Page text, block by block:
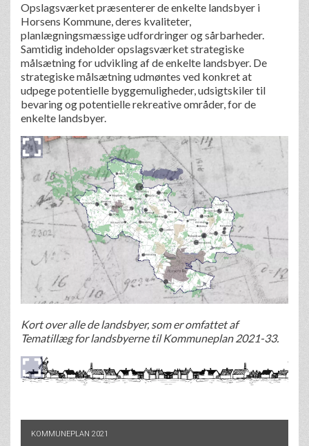
Opslagsværket præsenterer de enkelte landsbyer i
Horsens Kommune, deres kvaliteter,
planlægningsmæssige udfordringer og sårbarheder.
Samtidig indeholder opslagsværket strategiske
målsætning for udvikling af de enkelte landsbyer. De
strategiske målsætning udmøntes ved konkret at
udpege potentielle byggemuligheder, udsigtskiler til
bevaring og potentielle rekreative områder, for de
enkelte landsbyer.
Kort over alle de landsbyer, som er omfattet af
Tematillæg for landsbyerne til Kommuneplan 2021-33.
KOMMUNEPLAN 2021